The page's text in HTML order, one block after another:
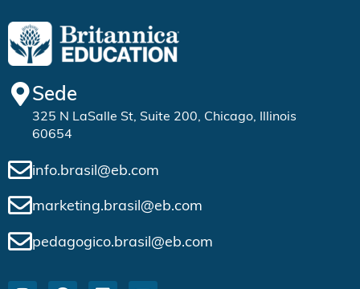
Sede
325 N LaSalle St, Suite 200, Chicago, Illinois
60654
info.brasil@eb.com
marketing.brasil@eb.com
pedagogico.brasil@eb.com